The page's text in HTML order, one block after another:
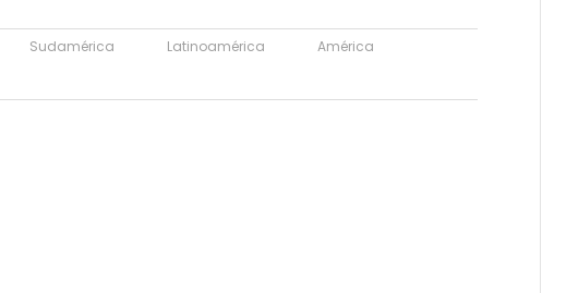
Sudamérica Latinoamérica
América